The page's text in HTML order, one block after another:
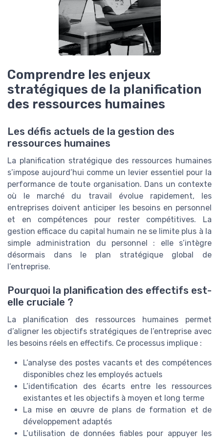
Comprendre les enjeux
stratégiques de la planification
des ressources humaines
Les défis actuels de la gestion des
ressources humaines
La planification stratégique des ressources humaines
s’impose aujourd’hui comme un levier essentiel pour la
performance de toute organisation. Dans un contexte
où le marché du travail évolue rapidement, les
entreprises doivent anticiper les besoins en personnel
et en compétences pour rester compétitives. La
gestion efficace du capital humain ne se limite plus à la
simple administration du personnel : elle s’intègre
désormais dans le plan stratégique global de
l’entreprise.
Pourquoi la planification des effectifs est-
elle cruciale ?
La planification des ressources humaines permet
d’aligner les objectifs stratégiques de l’entreprise avec
les besoins réels en effectifs. Ce processus implique :
L’analyse des postes vacants et des compétences
disponibles chez les employés actuels
L’identification des écarts entre les ressources
existantes et les objectifs à moyen et long terme
La mise en œuvre de plans de formation et de
développement adaptés
L’utilisation de données fiables pour appuyer les